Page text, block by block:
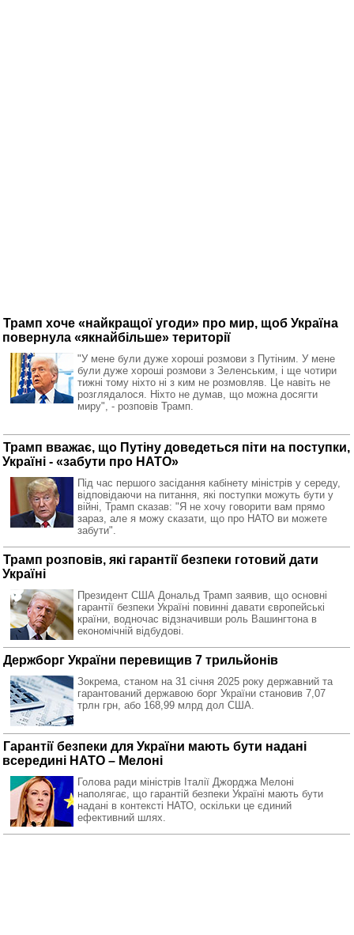
Трамп хоче «найкращої угоди» про мир, щоб Україна
повернула «якнайбільше» території
"У мене були дуже хороші розмови з Путіним. У мене
були дуже хороші розмови з Зеленським, і ще чотири
тижні тому ніхто ні з ким не розмовляв. Це навіть не
розглядалося. Ніхто не думав, що можна досягти
миру", - розповів Трамп.
Трамп вважає, що Путіну доведеться піти на поступки,
Україні - «забути про НАТО»
Під час першого засідання кабінету міністрів у середу,
відповідаючи на питання, які поступки можуть бути у
війні, Трамп сказав: "Я не хочу говорити вам прямо
зараз, але я можу сказати, що про НАТО ви можете
забути".
Трамп розповів, які гарантії безпеки готовий дати
Україні
Президент США Дональд Трамп заявив, що основні
гарантії безпеки Україні повинні давати європейські
країни, водночас відзначивши роль Вашингтона в
економічній відбудові.
Держборг України перевищив 7 трильйонів
Зокрема, станом на 31 січня 2025 року державний та
гарантований державою борг України становив 7,07
трлн грн, або 168,99 млрд дол США.
Гарантії безпеки для України мають бути надані
всередині НАТО – Мелоні
Голова ради міністрів Італії Джорджа Мелоні
наполягає, що гарантій безпеки Україні мають бути
надані в контексті НАТО, оскільки це єдиний
ефективний шлях.